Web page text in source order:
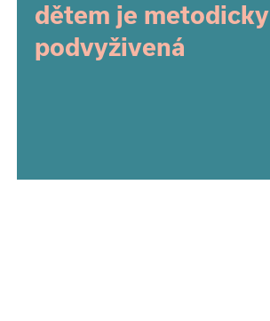
dětem je metodicky
podvyživená